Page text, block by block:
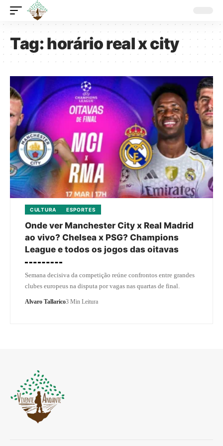
Tag:horário real x city
CULTURA ESPORTES
Onde ver Manchester City x Real Madrid
ao vivo? Chelsea x PSG? Champions
League e todos os jogos das oitavas
Semana decisiva da competição reúne confrontos entre grandes
clubes europeus na disputa por vagas nas quartas de final.
Alvaro Tallarico3 Min Leitura